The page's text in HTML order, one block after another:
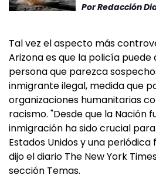
PorRedacción
Tal vez el aspecto más
Arizona es que la policía
persona que parezca
inmigrante ilegal, medida que
organizaciones humanitarias
racismo. "Desde que la Nación
inmigración ha sido crucial
Estados Unidos y una
dijo el diario The New York
sección Temas.